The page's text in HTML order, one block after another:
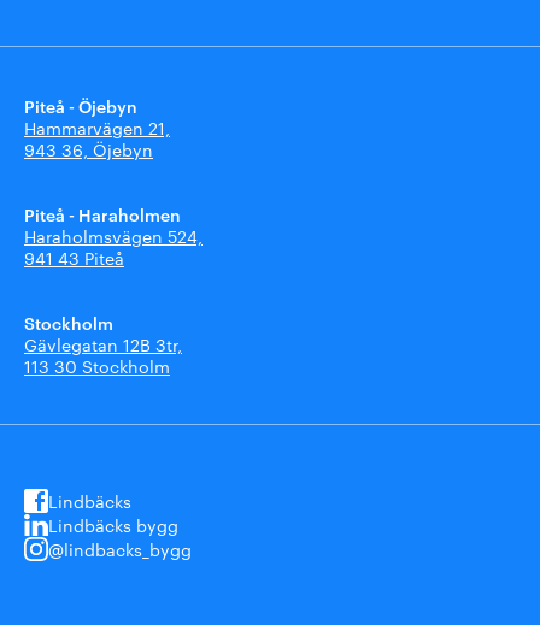
Piteå - Öjebyn
Hammarvägen 21,
943 36, Öjebyn
Piteå - Haraholmen
Haraholmsvägen 524,
941 43 Piteå
Stockholm
Gävlegatan 12B 3tr,
113 30 Stockholm
Lindbäcks
Lindbäcks bygg
@lindbacks_bygg